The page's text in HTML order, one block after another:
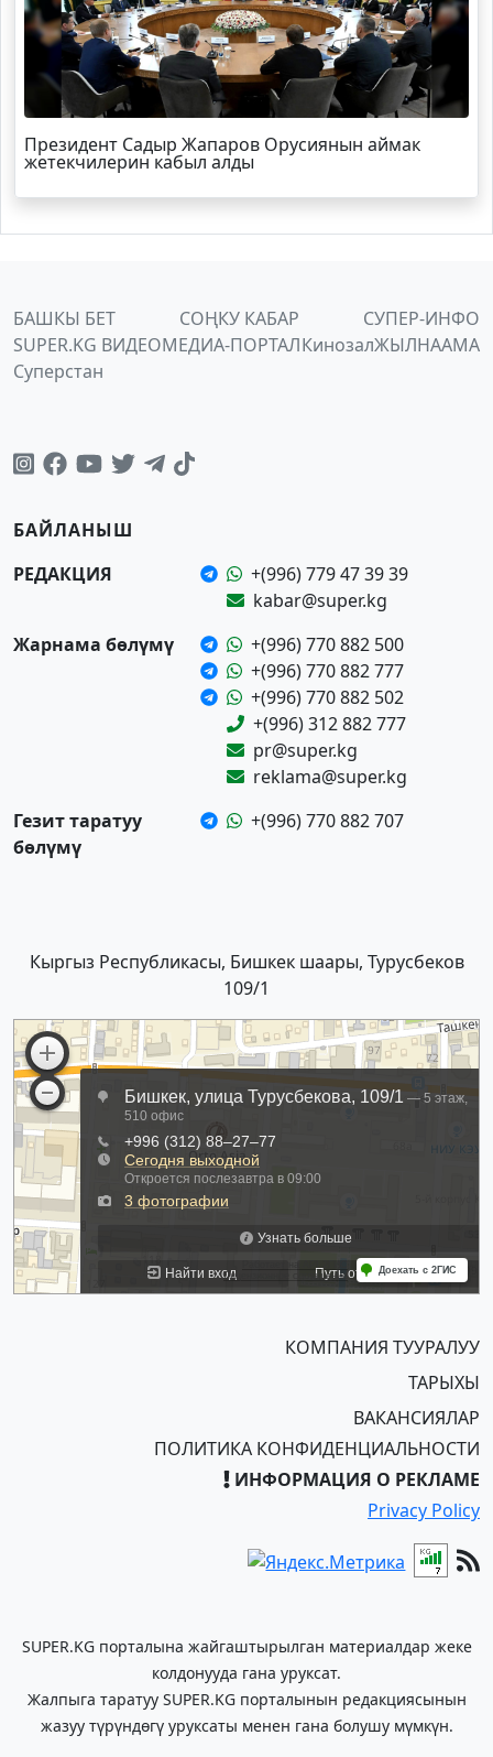
Президент Садыр Жапаров Орусиянын аймак
жетекчилерин кабыл алды
БАШКЫ БЕТ СОҢКУ КАБАР
СУПЕР-ИНФО
SUPER.KG ВИДЕОМЕДИА-ПОРТАЛКинозалЖЫЛНААМА
Суперстан
БАЙЛАНЫШ
РЕДАКЦИЯ
+(996) 779 47 39 39
kabar@super.kg
Жарнама бөлүмү
+(996) 770 882 500
+(996) 770 882 777
+(996) 770 882 502
+(996) 312 882 777
pr@super.kg
reklama@super.kg
Гезит таратуу
бөлүмү
+(996) 770 882 707
Кыргыз Республикасы, Бишкек шаары, Турусбеков
109/1
КОМПАНИЯ ТУУРАЛУУ
ТАРЫХЫ
ВАКАНСИЯЛАР
ПОЛИТИКА КОНФИДЕНЦИАЛЬНОСТИ
ИНФОРМАЦИЯ О РЕКЛАМЕ
Privacy Policy
SUPER.KG порталына жайгаштырылган материалдар жеке
колдонууда гана уруксат.
Жалпыга таратуу SUPER.KG порталынын редакциясынын
жазуу түрүндөгү уруксаты менен гана болушу мүмкүн.